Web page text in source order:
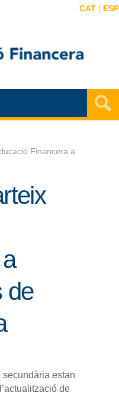
CAT | ESP
EF
EF
Financera a
de
secundària estan
de